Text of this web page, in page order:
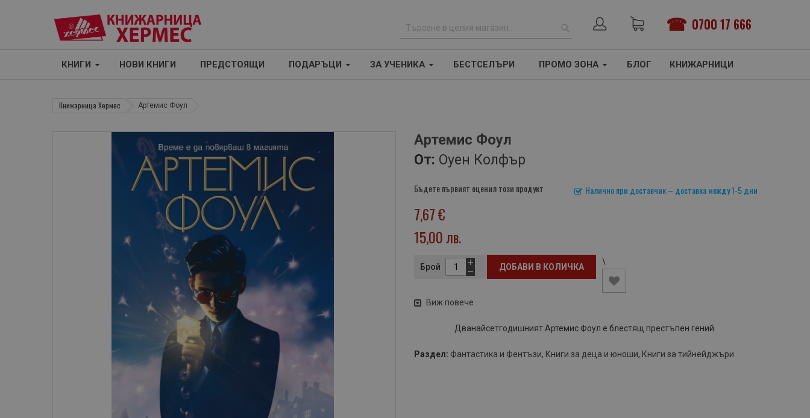
0700 17 666
р
ТЪРСЕНЕ
КНИГИ НОВИ КНИГИ ПРЕДСТОЯЩИ ПОДАРЪЦИ ЗА УЧЕНИКА БЕСТСЕЛЪРИ ПРОМО ЗОНА БЛОГ КНИЖАРНИЦИ
Книжарница Хермес Артемис Фоул
Артемис Фоул
От: Оуен Колфър
Налично при доставчик – доставка между 1-5 дни
Бъдете първият оценил този продукт
7,67 €
15,00 лв.
Брой ДОБАВИ В КОЛИЧКА
\
Виж повече
Дванайсетгодишният Артемис Фоул е блестящ престъпен гений.
Раздел: Фантастика и Фентъзи, Книги за деца и юноши, Книги за тийнейджъри